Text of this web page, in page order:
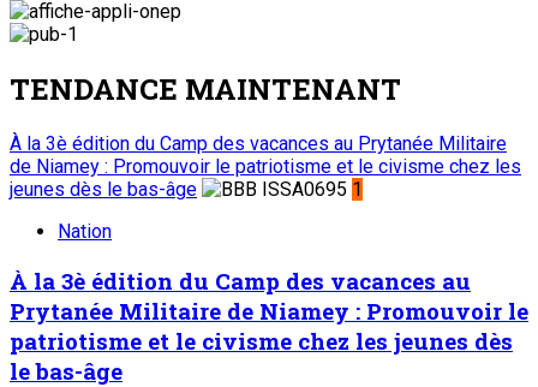
TENDANCE MAINTENANT
À la 3è édition du Camp des vacances au Prytanée Militaire
de Niamey : Promouvoir le patriotisme et le civisme chez les
jeunes dès le bas-âge
1
Nation
À la 3è édition du Camp des vacances au
Prytanée Militaire de Niamey : Promouvoir le
patriotisme et le civisme chez les jeunes dès
le bas-âge